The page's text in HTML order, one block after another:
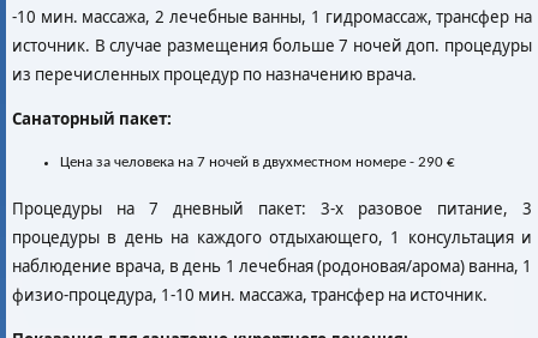
-10 мин. массажа, 2 лечебные ванны, 1 гидромассаж, трансфер на
источник. В случае размещения больше 7 ночей доп. процедуры
из перечисленных процедур по назначению врача.
Санаторный пакет:
Цена за человека на 7 ночей в двухместном номере - 290 €
Процедуры на 7 дневный пакет:
3-х разовое питание, 3
процедуры в день на каждого отдыхающего, 1 консультация и
наблюдение врача, в день 1 лечебная (родоновая/арома) ванна, 1
физио-процедура, 1-10 мин. массажа, трансфер на источник.